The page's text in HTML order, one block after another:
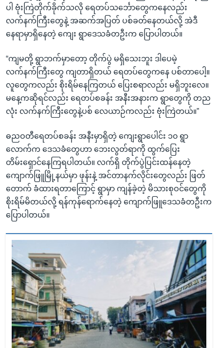
ပါ ဗုံးကြဲတိုက်ခိုက်သလို ရေတပ်သင်္ဘောတွေကနေလည်း
လက်နက်ကြီးတွေနဲ့ အဆက်အပြတ် ပစ်ခတ်နေတယ်လို့ အဲဒီ
နေရာမှာရှိနေတဲ့ ကျေး ရွာဒေသခံတဦးက ပြောပါတယ်။
“ကျမတို့ ရွာဘက်မှာတော့ တိုက်ပွဲ မရှိသေးဘူး ဒါပေမဲ့
လက်နက်ကြီးတွေ ကျတာရှိတယ် ရေတပ်တွေကနေ ပစ်တာပေါ့။
လူတွေကလည်း စိုးရိမ်နေကြတယ် ပြေးစရာလည်း မရှိဘူးလေ။
မနေ့ကဆိုရင်လည်း ရေတပ်စခန်း အနီးအနားက ရွာတွေကို တည
လုံး လက်နက်ကြီးတွေနဲ့ပစ် လေယာဉ်ကလည်း ဗုံးကြဲတယ်။”
ဓညဝတီရေတပ်စခန်း အနီးမှာရှိတဲ့ ကျေးရွာပေါင်း ၁၀ ရွာ
လောက်က ဒေသခံတွေဟာ ဘေးလွတ်ရာကို ထွက်ပြေး
တိမ်းရှောင်နေကြရပါတယ်။ လက်ရှိ တိုက်ပွဲပြင်းထန်နေတဲ့
ကျောက်ဖြူမြို့နယ်မှာ ဖုန်းနဲ့ အင်တာနက်လိုင်းတွေလည်း ဖြတ်
တောက် ခံထားရတာကြောင့် ရွာမှာ ကျန်ခဲ့တဲ့ မိသားစုဝင်တွေကို
စိုးရိမ်မိတယ်လို့ ရန်ကုန်ရောက်နေတဲ့ ကျောက်ဖြူဒေသခံတဦးက
ပြောပါတယ်။